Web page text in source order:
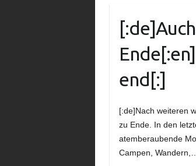
end[:]
[:de]Nach weiteren
zu Ende. In den
atemberaubende
Campen, Wandern,…